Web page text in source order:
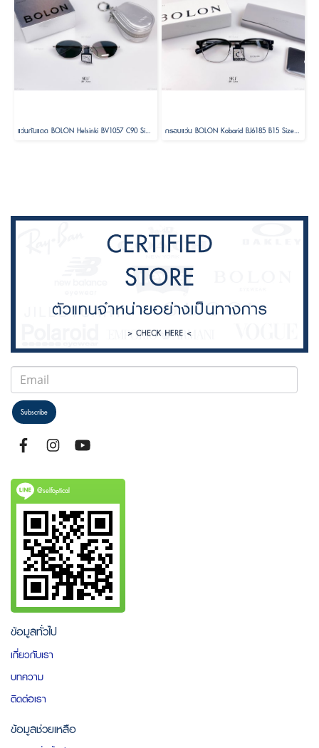
แว่นกันแดด BOLON Helsinki BV1057 C90 Size 56 ( Foldable ) กรอบแว่น BOLON Kobarid BJ6185 B15 Size 52
Subscribe
@selfoptical
ข้อมูลทั่วไป
เกี่ยวกับเรา
บทความ
ติดต่อเรา
ข้อมูลช่วยเหลือ